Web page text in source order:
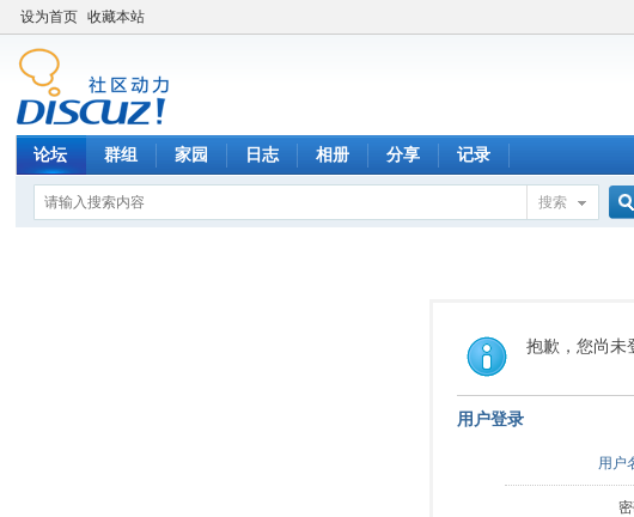
设为首页 收藏本站
论坛 群组 家园 日志 相册 分享 记录
搜索
索
抱歉，您尚未
用户登录
用户